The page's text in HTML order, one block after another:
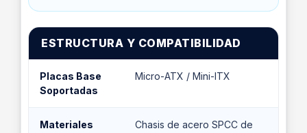
ESTRUCTURA Y COMPATIBILIDAD
Placas Base
Soportadas
Micro-ATX / Mini-ITX
Materiales
Chasis de acero SPCC de